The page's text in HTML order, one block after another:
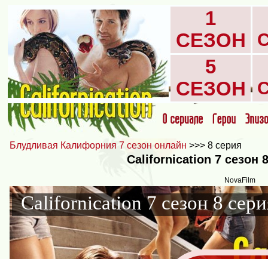
1
СЕЗОН
5
СЕЗОН
Блудливая Калифорния 7 сезон онлайн >>> 8 серия
Californication 7 сезон
NovaFilm
Californication 7 сезон 8